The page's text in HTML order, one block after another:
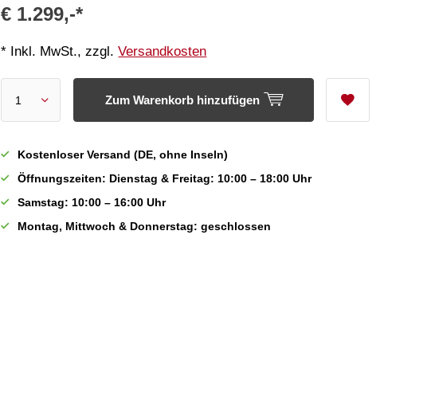
€ 1.299,-*
* Inkl. MwSt., zzgl.Versandkosten
Zum Warenkorb hinzufügen
Kostenloser Versand (DE, ohne Inseln)
Öffnungszeiten: Dienstag & Freitag: 10:00 – 18:00 Uhr
Samstag: 10:00 – 16:00 Uhr
Montag, Mittwoch & Donnerstag: geschlossen